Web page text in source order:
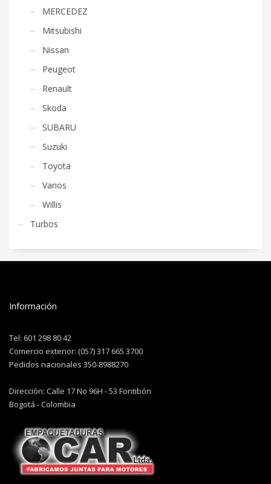
MERCEDEZ
Mitsubishi
Nissan
Peugeot
Renault
Skoda
SUBARU
Suzuki
Toyota
Varios
Willis
Turbos
Información
Tel: 601 298 80 42
Comercio exterior: (057) 317 665 3700
Pedidos nacionales 350-8988270
Dirección: Calle 17 No 96H - 53 Fontibón
Bogotá - Colombia